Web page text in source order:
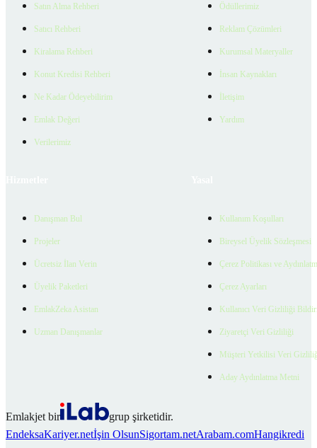
Satın Alma Rehberi
Satıcı Rehberi
Kiralama Rehberi
Konut Kredisi Rehberi
Ne Kadar Ödeyebilirim
Emlak Değeri
Verilerimiz
Ödüllerimiz
Reklam Çözümleri
Kurumsal Materyaller
İnsan Kaynakları
İletişim
Yardım
Danışman Bul
Projeler
Ücretsiz İlan Verin
Üyelik Paketleri
EmlakZeka Asistan
Uzman Danışmanlar
Kullanım Koşulları
Bireysel Üyelik Sözleşmesi
Çerez Politikası ve
Çerez Ayarları
Kullanıcı Veri Gizliliği
Ziyaretçi Veri Gizliliği
Müşteri Yetkilisi Veri
Aday Aydınlatma Metni
Emlakjet bir
grup şirketidir.
EndeksaKariyer.netİşin OlsunSigortam.netArabam.comHangikredi